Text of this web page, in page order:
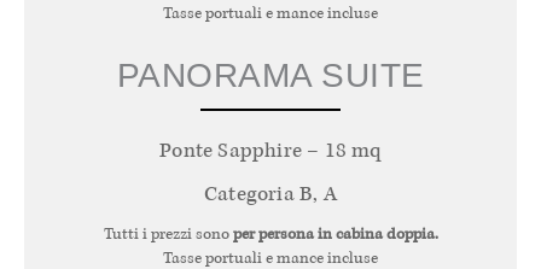
Tasse portuali e mance incluse
PANORAMA SUITE
Ponte Sapphire – 18 mq
Categoria B, A
Tutti i prezzi sonoper persona in cabina doppia.
Tasse portuali e mance incluse